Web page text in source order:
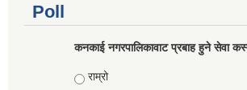
Poll
कनकाई नगरपालिकावाट प्रबाह हुने सेवा
Choices
राम्रो